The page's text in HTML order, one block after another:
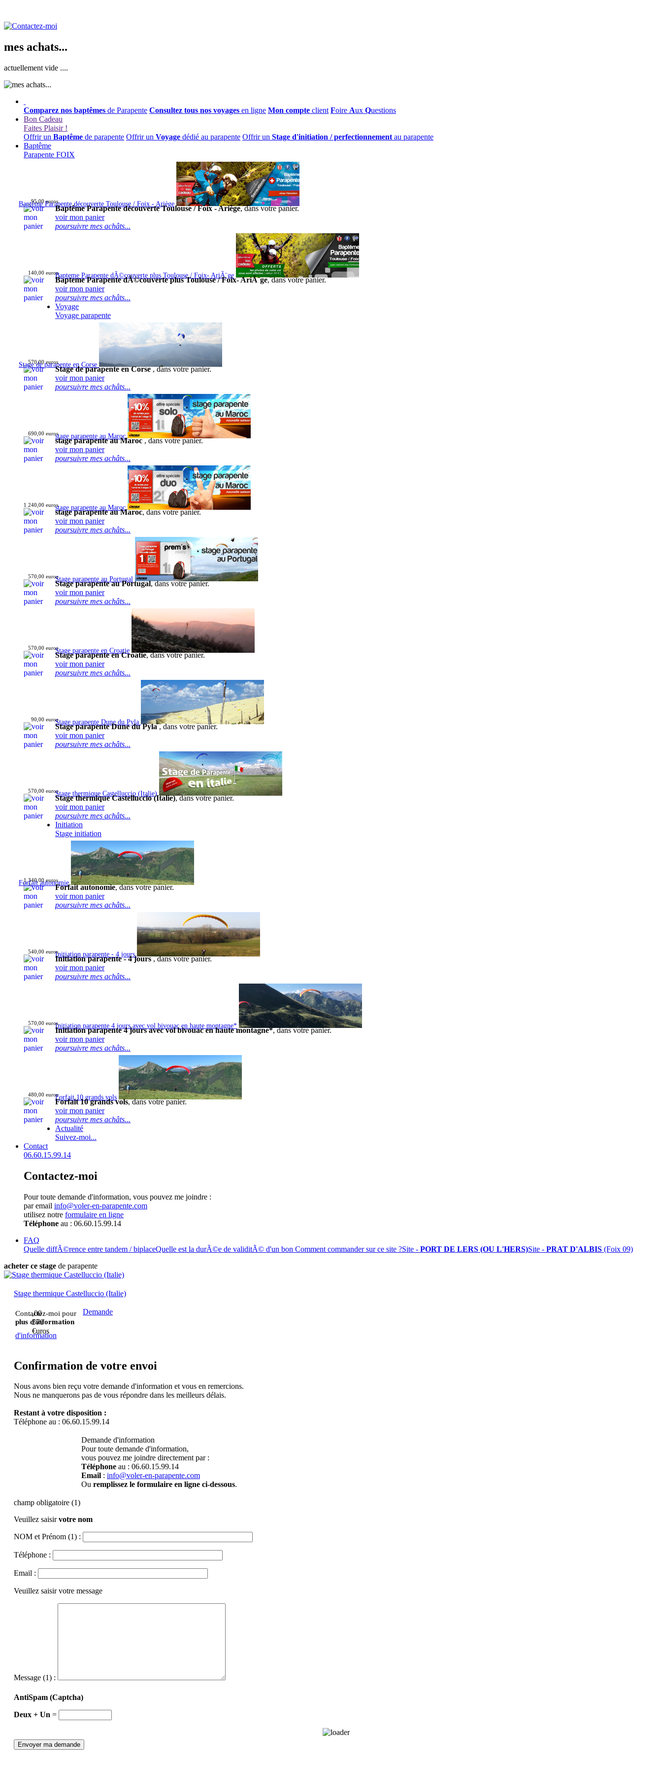
mes achats...
actuellement vide ....
Comparez nos baptêmes de Parapente Consultez tous nos voyages en ligne Mon compte client Foire Aux Questions
Bon Cadeau
Faites Plaisir !
Offrir un Baptême de parapente Offrir un Voyage dédié au parapente Offrir un Stage d'initiation / perfectionnement au parapente
Baptême
Parapente FOIX
Baptême Parapente découverte Toulouse / Foix - Ariège
95,00 euros
Baptême Parapente découverte Toulouse / Foix - Ariège, dans votre panier.
voir mon panier
poursuivre mes achâts...
Bapteme Parapente dÃ©couverte plus Toulouse / Foix- AriÃ¨ge
140,00 euros
Bapteme Parapente dÃ©couverte plus Toulouse / Foix- AriÃ¨ge, dans votre panier.
voir mon panier
poursuivre mes achâts...
Voyage
Voyage parapente
Stage de parapente en Corse
570,00 euros
Stage de parapente en Corse, dans votre panier.
voir mon panier
poursuivre mes achâts...
stage parapente au Maroc
690,00 euros
stage parapente au Maroc, dans votre panier.
voir mon panier
poursuivre mes achâts...
stage parapente au Maroc
1 240,00 euros
stage parapente au Maroc, dans votre panier.
voir mon panier
poursuivre mes achâts...
Stage parapente au Portugal
570,00 euros
Stage parapente au Portugal, dans votre panier.
voir mon panier
poursuivre mes achâts...
Stage parapente en Croatie
570,00 euros
Stage parapente en Croatie, dans votre panier.
voir mon panier
poursuivre mes achâts...
Stage parapente Dune du Pyla
90,00 euros
Stage parapente Dune du Pyla, dans votre panier.
voir mon panier
poursuivre mes achâts...
Stage thermique Castelluccio (Italie)
570,00 euros
Stage thermique Castelluccio (Italie), dans votre panier.
voir mon panier
poursuivre mes achâts...
Initiation
Stage initiation
Forfait autonomie
1 340,00 euros
Forfait autonomie, dans votre panier.
voir mon panier
poursuivre mes achâts...
Initiation parapente - 4 jours
540,00 euros
Initiation parapente - 4 jours, dans votre panier.
voir mon panier
poursuivre mes achâts...
Initiation parapente 4 jours avec vol bivouac en haute montagne*
570,00 euros
Initiation parapente 4 jours avec vol bivouac en haute montagne*, dans votre panier.
voir mon panier
poursuivre mes achâts...
Forfait 10 grands vols
480,00 euros
Forfait 10 grands vols, dans votre panier.
voir mon panier
poursuivre mes achâts...
Actualité
Suivez-moi...
Contact
06.60.15.99.14
Contactez-moi
Pour toute demande d'information, vous pouvez me joindre :
par email info@voler-en-parapente.com
utilisez notre formulaire en ligne
Téléphone au : 06.60.15.99.14
FAQ
Quelle diffÃ©rence entre tandem / biplaceQuelle est la durÃ©e de validitÃ© d'un bon Comment commander sur ce site ?Site - PORT DE LERS (OU L'HERS)Site - PRAT D'ALBIS (Foix 09)
acheter ce stage de parapente
Stage thermique Castelluccio (Italie)
Contactez-moi pour
plus d'information
Demande
d'information
,00
570
€uros
Confirmation de votre envoi
Nous avons bien reçu votre demande d'information et vous en remercions.
Nous ne manquerons pas de vous répondre dans les meilleurs délais.
Restant à votre disposition :
Téléphone au : 06.60.15.99.14
Demande d'information
Pour toute demande d'information,
vous pouvez me joindre directement par :
Téléphone au : 06.60.15.99.14
Email : info@voler-en-parapente.com
Ou remplissez le formulaire en ligne ci-dessous.
champ obligatoire (1)
Veuillez saisirvotre nom
NOM et Prénom (1) :
Téléphone :
Email :
Veuillez saisir votre message
Message (1) :
AntiSpam (Captcha)
Deux + Un =